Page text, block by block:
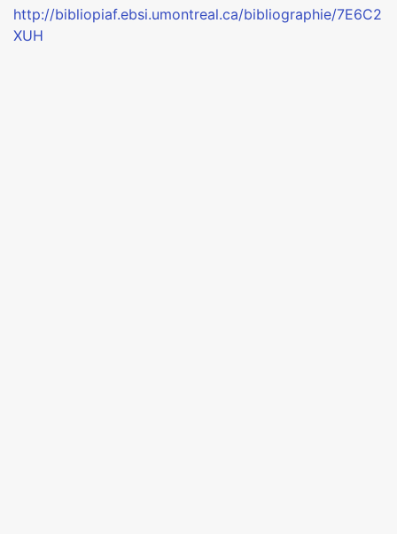
http://bibliopiaf.ebsi.umontreal.ca/bibliographie/7E6C2
XUH